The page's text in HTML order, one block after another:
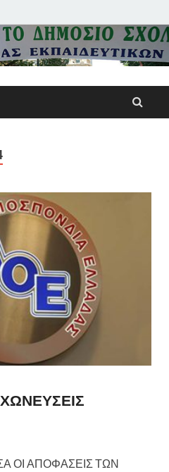
Α΄
Αθηνών
Π.Ε.
ΟΙ ΑΠΟΦΑΣΕΙΣ ΤΩΝ